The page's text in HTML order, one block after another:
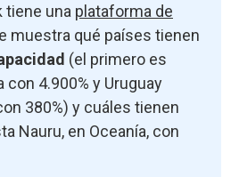
tiene una plataforma de
muestra qué países tienen
(el primero es
con 4.900% y Uruguay
380%) y cuáles tienen
Nauru, en Oceanía, con